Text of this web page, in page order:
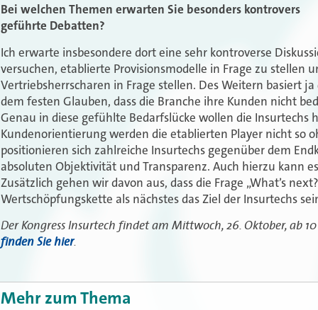
Bei welchen Themen erwarten Sie besonders kontrovers
geführte Debatten?
Ich erwarte insbesondere dort eine sehr kontroverse
versuchen, etablierte Provisionsmodelle in Frage zu stellen
Vertriebsherrscharen in Frage stellen. Des Weitern basiert
dem festen Glauben, dass die Branche ihre Kunden nicht
Genau in diese gefühlte Bedarfslücke wollen die
Kundenorientierung werden die etablierten Player nicht so
positionieren sich zahlreiche Insurtechs gegenüber dem
absoluten Objektivität und Transparenz. Auch hierzu kann
Zusätzlich gehen wir davon aus, dass die Frage „What’s
Wertschöpfungskette als nächstes das Ziel der Insurtechs
Der Kongress Insurtech findet am Mittwoch, 26. Oktober, ab
finden Sie hier.
Mehr zum Thema